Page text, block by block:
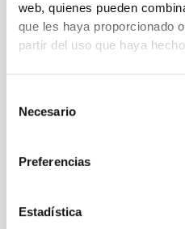
web, quienes pueden
que les haya proporcionado
partir del uso que haya
Necesario
Preferencias
Estadística
Información y
Opiniones
De nuestra comunidad